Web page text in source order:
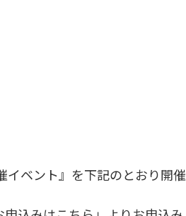
ベント』を下記のとおり開催